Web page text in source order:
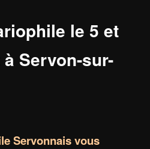
le 5 et
Servon-sur-
Servonnais vous